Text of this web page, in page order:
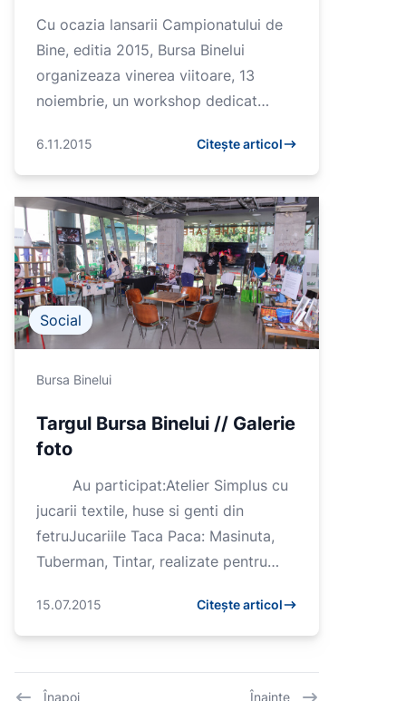
Cu ocazia lansarii Campionatului de
Bine, editia 2015, Bursa Binelui
organizeaza vinerea viitoare, 13
noiembrie, un workshop dedicat
neguvernamentale, care doresc sa
inscrie...
6.11.2015 Citește articol
Social
Bursa Binelui
Targul Bursa Binelui // Galerie
foto
Au participat:Atelier Simplus cu
jucarii textile, huse si genti din
fetruJucariile Taca Paca: Masinuta,
Tuberman, Tintar, realizate pentru
15.07.2015 Citește articol
Înapoi Înainte